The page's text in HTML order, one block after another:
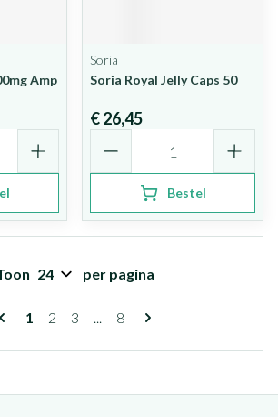
Amp
Soria
Soria Royal Jelly Caps 50
€ 26,45
Bestel
Pagina's
U lees momenteel pagina
1 Pagina
2 Pagina
3 ... Pagina
8
per pagina